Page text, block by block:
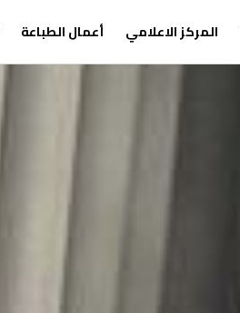
المركز الاعلامي أعمال الطباعة